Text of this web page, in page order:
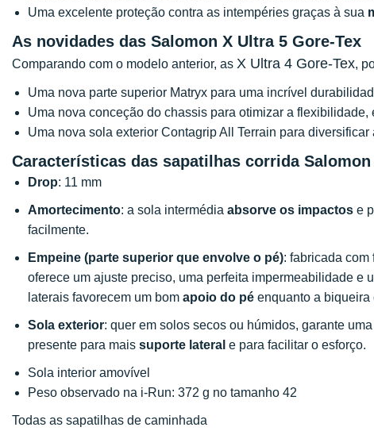
Uma excelente proteção contra as intempéries graças à sua
As novidades das Salomon X Ultra 5 Gore-Tex
Comparando com o modelo anterior, as X Ultra 4 Gore-Tex,
Uma nova parte superior Matryx para uma incrível
Uma nova conceção do chassis para otimizar a flexibilidade,
Uma nova sola exterior Contagrip All Terrain para diversificar
Características das sapatilhas corrida Salomon
Drop: 11 mm
Amortecimento: a sola intermédia absorve os impactos e
facilmente.
Empeine (parte superior que envolve o pé): fabricada com
oferece um ajuste preciso, uma perfeita impermeabilidade e
laterais favorecem um bom apoio do pé enquanto a biqueira
Sola exterior: quer em solos secos ou húmidos, garante uma
presente para mais suporte lateral e para facilitar o esforço.
Sola interior amovível
Peso observado na i-Run: 372 g no tamanho 42
Todas as sapatilhas de caminhada